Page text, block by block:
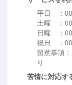
平日 ：00
土曜 ：00
日曜 ：00
祝日 ：00
留意事項
り
苦情に対応す